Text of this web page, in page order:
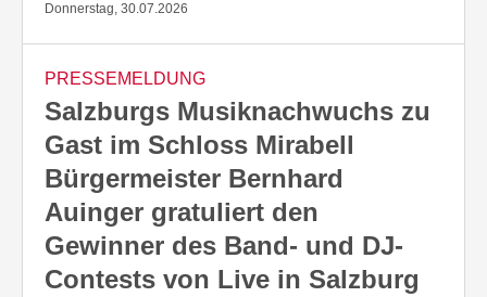
Donnerstag, 30.07.2026
PRESSEMELDUNG
Salzburgs Musiknachwuchs zu
Gast im Schloss Mirabell
Bürgermeister Bernhard
Auinger gratuliert den
Gewinner des Band- und DJ-
Contests von Live in Salzburg